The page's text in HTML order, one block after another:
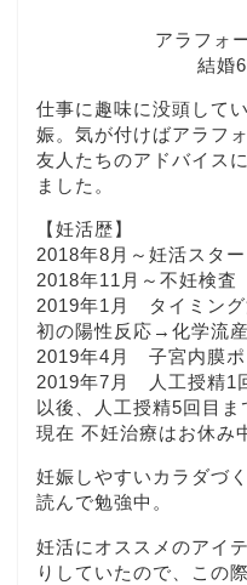
アラフォ
結婚
仕事に趣味に没頭して
娠。気が付けばアラフ
友人たちのアドバイス
ました。
【妊活歴】
2018年8月～妊活スター
2018年11月～不妊検査
2019年1月 タイミング
初の陽性反応→化学流産
2019年4月 子宮内膜ポ
2019年7月 人工授精1
以後、人工授精5回目ま
現在 不妊治療はお休み
妊娠しやすいカラダづ
読んで勉強中。
妊活にオススメのアイ
りしていたので、この